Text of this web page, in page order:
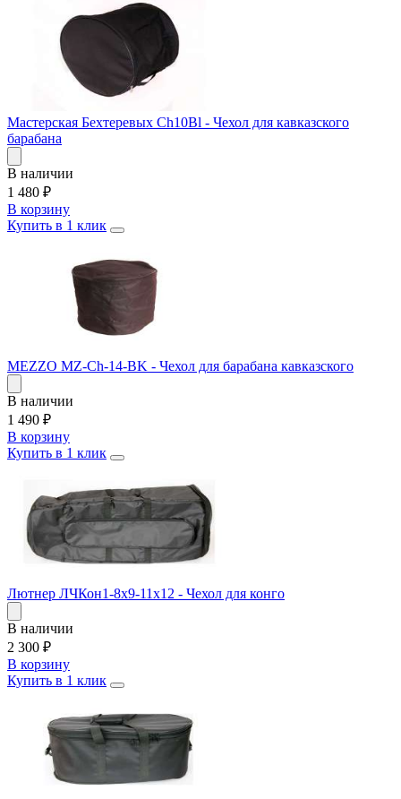
Мастерская Бехтеревых Ch10Bl - Чехол для кавказского
барабана
В наличии
1 480 ₽
В корзину
Купить в 1 клик
MEZZO MZ-Ch-14-BK - Чехол для барабана кавказского
В наличии
1 490 ₽
В корзину
Купить в 1 клик
Лютнер ЛЧКон1-8х9-11х12 - Чехол для конго
В наличии
2 300 ₽
В корзину
Купить в 1 клик